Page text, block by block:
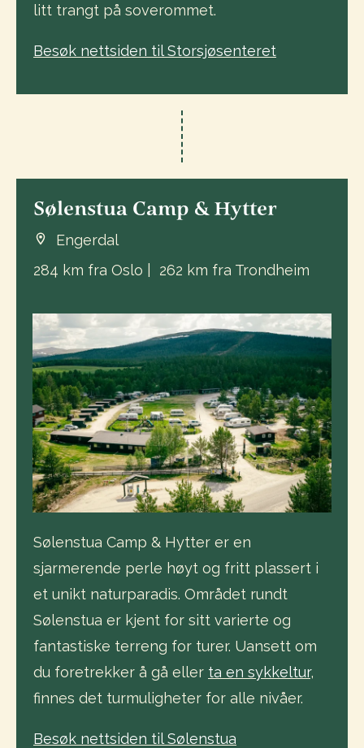
litt trangt på soverommet.
Besøk nettsiden til Storsjøsenteret
Sølenstua Camp & Hytter
Engerdal
284 km fra Oslo | 262 km fra Trondheim
Sølenstua Camp & Hytter er en
sjarmerende perle høyt og fritt plassert i
et unikt naturparadis. Området rundt
Sølenstua er kjent for sitt varierte og
fantastiske terreng for turer. Uansett om
du foretrekker å gå eller ta en sykkeltur,
finnes det turmuligheter for alle nivåer.
Besøk nettsiden til Sølenstua